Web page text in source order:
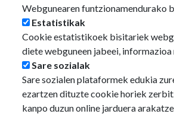
Webgunearen funtzionamendurako
Estatistikak
Cookie estatistikoek bisitariek
diete webguneen jabeei,
Sare sozialak
Sare sozialen plataformek edukia
ezartzen dituzte cookie horiek
kanpo duzun online jarduera